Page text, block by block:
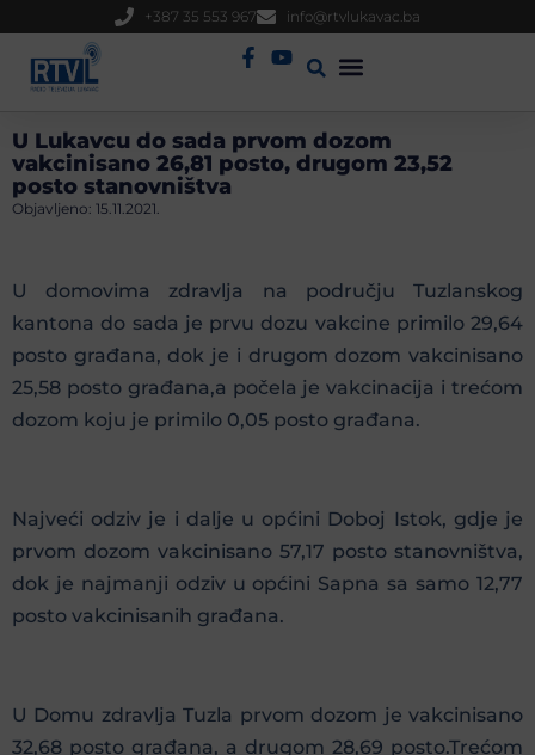
+387 35 553 967 info@rtvlukavac.ba
U Lukavcu do sada prvom dozom
vakcinisano 26,81 posto, drugom 23,52
posto stanovništva
Objavljeno: 15.11.2021.
U domovima zdravlja na području Tuzlanskog
kantona do sada je prvu dozu vakcine primilo 29,64
posto građana, dok je i drugom dozom vakcinisano
25,58 posto građana,a počela je vakcinacija i trećom
dozom koju je primilo 0,05 posto građana.
Najveći odziv je i dalje u općini Doboj Istok, gdje je
prvom dozom vakcinisano 57,17 posto stanovništva,
dok je najmanji odziv u općini Sapna sa samo 12,77
posto vakcinisanih građana.
U Domu zdravlja Tuzla prvom dozom je vakcinisano
32,68 posto građana, a drugom 28,69 posto.Trećom